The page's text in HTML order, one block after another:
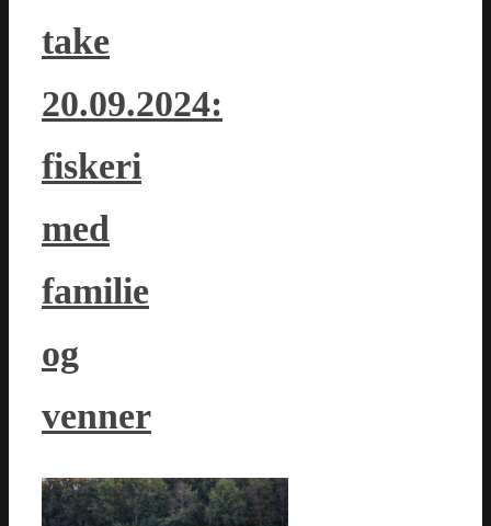
take
20.09.2024:
fiskeri
med
familie
og
venner